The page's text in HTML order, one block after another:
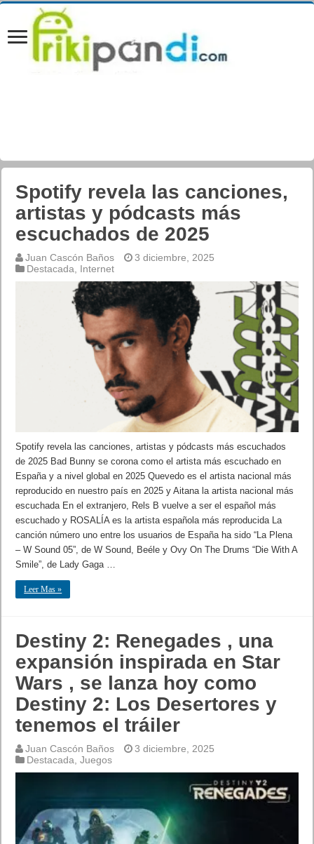
Spotify revela las canciones,
artistas y pódcasts más
escuchados de 2025
Juan Cascón Baños
3 diciembre, 2025
Destacada
Internet
Spotify revela las canciones, artistas y pódcasts más escuchados
de 2025 Bad Bunny se corona como el artista más escuchado en
España y a nivel global en 2025 Quevedo es el artista nacional más
reproducido en nuestro país en 2025 y Aitana la artista nacional más
escuchada En el extranjero, Rels B vuelve a ser el español más
escuchado y ROSALÍA es la artista española más reproducida La
canción número uno entre los usuarios de España ha sido “La Plena
– W Sound 05”, de W Sound, Beéle y Ovy On The Drums “Die With A
Smile”, de Lady Gaga …
Leer Mas »
Destiny 2: Renegades , una
expansión inspirada en Star
Wars , se lanza hoy como
Destiny 2: Los Desertores y
tenemos el tráiler
Juan Cascón Baños
3 diciembre, 2025
Destacada ,Juegos